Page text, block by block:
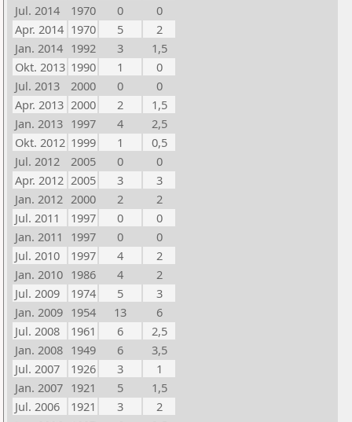
Jul. 2014
1970 0
0
Apr. 2014 1970 5
2
Jan. 2014 1992 3
1,5
Okt. 2013 1990 1
0
Jul. 2013
2000 0
0
Apr. 2013 2000 2
1,5
Jan. 2013 1997 4
2,5
Okt. 2012 1999 1
0,5
Jul. 2012
2005 0
0
Apr. 2012 2005 3
3
Jan. 2012 2000 2
2
Jul. 2011
1997 0
0
Jan. 2011
1997 0
0
Jul. 2010
1997 4
2
Jan. 2010 1986 4
2
Jul. 2009
1974 5
3
Jan. 2009 1954 13
6
Jul. 2008
1961 6
2,5
Jan. 2008 1949 6
3,5
Jul. 2007
1926 3
1
Jan. 2007 1921 5
1,5
Jul. 2006
1921 3
2